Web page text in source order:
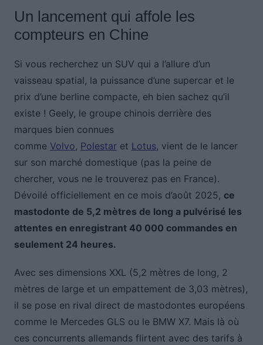
Un lancement qui affole les
compteurs en Chine
Si vous recherchez un SUV qui a l’allure d’un
vaisseau spatial, la puissance d’une supercar et le
prix d’une berline compacte, eh bien sachez qu’il
existe ! Geely, le groupe chinois derrière des
marques bien connues
comme Volvo, Polestaret Lotus, vient de le lancer
sur son marché domestique (pas la peine de
chercher, vous ne le trouverez pas en France).
Dévoilé officiellement en ce mois d’août 2025, ce
mastodonte de 5,2 mètres de long a pulvérisé les
attentes en enregistrant 40 000 commandes en
seulement 24 heures.
Avec ses dimensions XXL (5,2 mètres de long, 2
mètres de large et un empattement de 3,03 mètres),
il se pose en rival direct de mastodontes européens
comme le Mercedes GLS ou le BMW X7. Mais là où
ces concurrents allemands flirtent avec des tarifs à